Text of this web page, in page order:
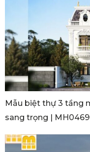
Mẫu biệt thự 3 tầng
sang trọng |